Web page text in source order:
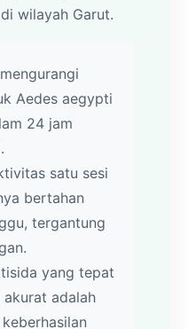
wilayah Garut.
Aedes aegypti
24 jam
satu sesi
bertahan
tergantung
yang tepat
adalah